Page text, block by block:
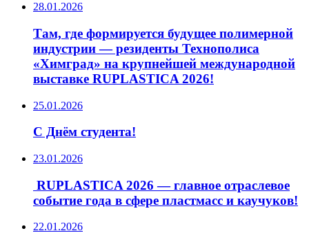
28.01.2026
Там, где формируется будущее полимерной
индустрии — резиденты Технополиса
«Химград» на крупнейшей международной
выставке RUPLASTICA 2026!
25.01.2026
С Днём студента!
23.01.2026
️ RUPLASTICA 2026 — главное отраслевое
событие года в сфере пластмасс и каучуков!
22.01.2026